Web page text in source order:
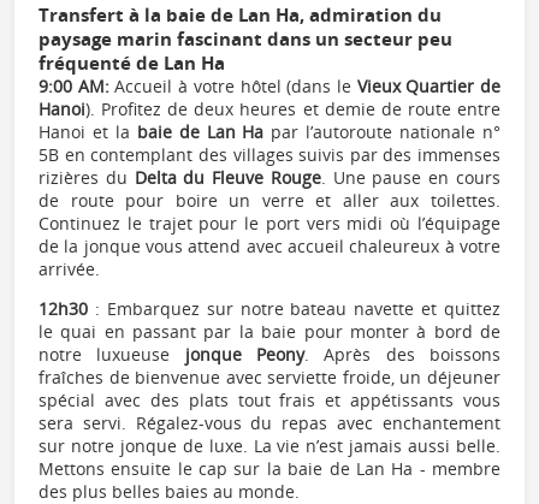
Transfert à la baie de Lan Ha, admiration du
paysage marin fascinant dans un secteur peu
fréquenté de Lan Ha
9:00 AM:Accueil à votre hôtel (dans le Vieux Quartier de
Hanoi). Profitez de deux heures et demie de route entre
Hanoi et la baie de Lan Ha par l’autoroute nationale n°
5B en contemplant des villages suivis par des immenses
rizières du Delta du Fleuve Rouge. Une pause en cours
de route pour boire un verre et aller aux toilettes.
Continuez le trajet pour le port vers midi où l’équipage
de la jonque vous attend avec accueil chaleureux à votre
arrivée.
12h30 : Embarquez sur notre bateau navette et quittez
le quai en passant par la baie pour monter à bord de
notre luxueuse jonque Peony. Après des boissons
fraîches de bienvenue avec serviette froide, un déjeuner
spécial avec des plats tout frais et appétissants vous
sera servi. Régalez-vous du repas avec enchantement
sur notre jonque de luxe. La vie n’est jamais aussi belle.
Mettons ensuite le cap sur la baie de Lan Ha - membre
des plus belles baies au monde.